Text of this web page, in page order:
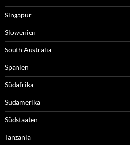
Singapur
Slowenien
South Australia
Spanien
Südafrika
Südamerika
Südstaaten
Tanzania